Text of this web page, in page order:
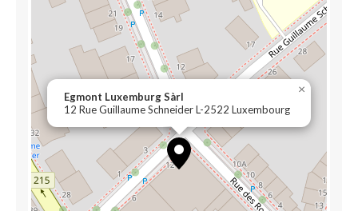
Egmont Luxemburg Sàrl
12 Rue Guillaume Schneider L-2522 Luxembourg
×